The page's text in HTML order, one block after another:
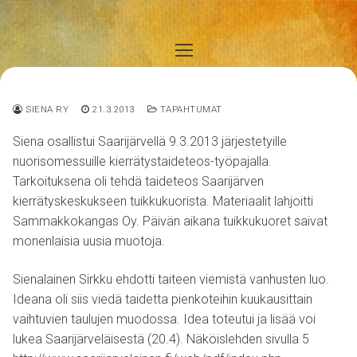
Hyppää
sisältöön
SIENA RY 21.3.2013 TAPAHTUMAT
Siena osallistui Saarijärvellä 9.3.2013 järjestetyille
nuorisomessuille kierrätystaideteos-työpajalla.
Tarkoituksena oli tehdä taideteos Saarijärven
kierrätyskeskukseen tuikkukuorista. Materiaalit lahjoitti
Sammakkokangas Oy. Päivän aikana tuikkukuoret saivat
monenlaisia uusia muotoja.
Sienalainen Sirkku ehdotti taiteen viemistä vanhusten luo.
Ideana oli siis viedä taidetta pienkoteihin kuukausittain
vaihtuvien taulujen muodossa. Idea toteutui ja lisää voi
lukea Saarijärveläisestä (20.4). Näköislehden sivulla 5